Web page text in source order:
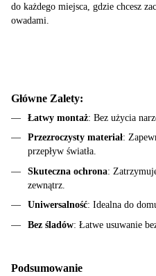
do każdego miejsca, gdzie chcesz
owadami.
Główne Zalety:
Łatwy montaż: Bez użycia
Przezroczysty materiał:
przepływ światła.
Skuteczna ochrona:
zewnątrz.
Uniwersalność: Idealna do
Bez śladów: Łatwe usuwanie
Podsumowanie